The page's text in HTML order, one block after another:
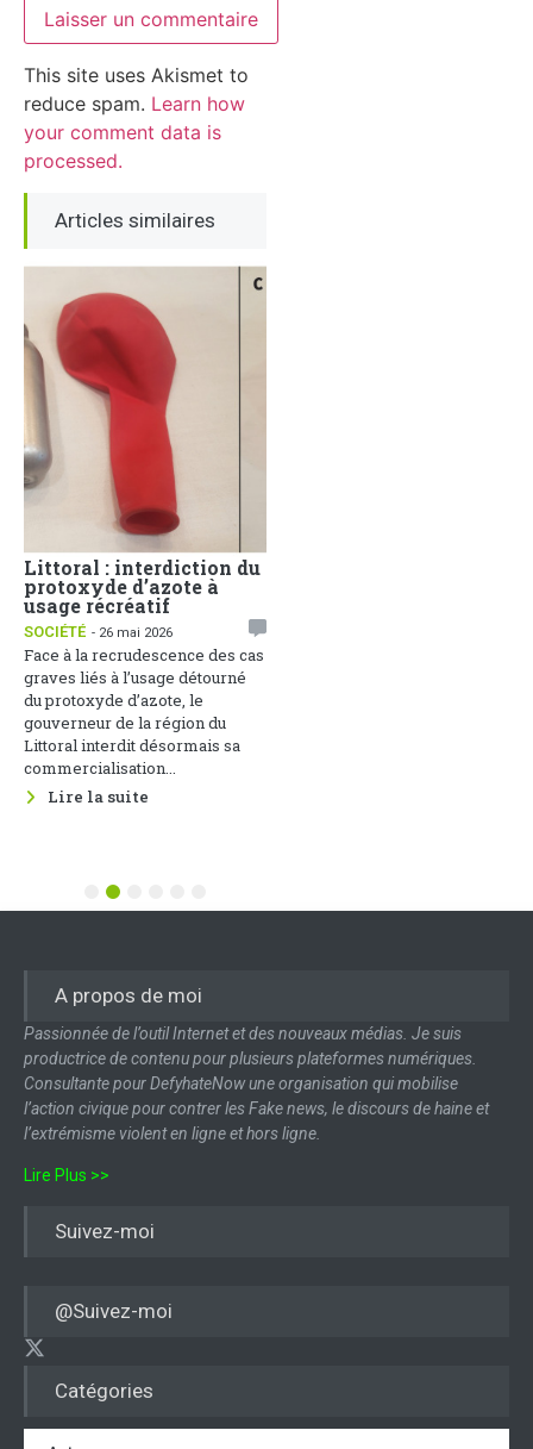
This site uses Akismet to
reduce spam. Learn how
your comment data is
processed.
Articles similaires
Littoral : interdiction du
protoxyde d’azote à
usage récréatif
SOCIÉTÉ - 26 mai 2026
Face à la recrudescence des cas
graves liés à l’usage détourné
du protoxyde d’azote, le
gouverneur de la région du
Littoral interdit désormais sa
commercialisation...
Lire la suite
5
Catégories
A propos de moi
Passionnée de l’outil Internet et des nouveaux médias. Je suis
productrice de contenu pour plusieurs plateformes numériques.
Consultante pour DefyhateNow une organisation qui mobilise
l’action civique pour contrer les Fake news, le discours de haine et
l’extrémisme violent en ligne et hors ligne.
Lire Plus >>
Suivez-moi
@Suivez-moi